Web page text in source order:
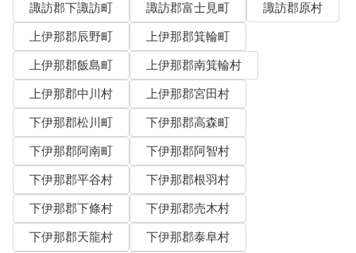
諏訪郡下諏訪町
諏訪郡富士見町
諏訪郡原村
上伊那郡辰野町
上伊那郡箕輪町
上伊那郡飯島町
上伊那郡南箕輪村
上伊那郡中川村
上伊那郡宮田村
下伊那郡松川町
下伊那郡高森町
下伊那郡阿南町
下伊那郡阿智村
下伊那郡平谷村
下伊那郡根羽村
下伊那郡下條村
下伊那郡売木村
下伊那郡天龍村
下伊那郡泰阜村